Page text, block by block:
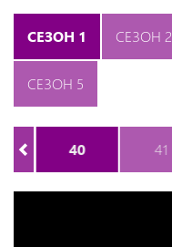
СЕЗОН 1 СЕЗОН 2
СЕЗОН 5
40 41